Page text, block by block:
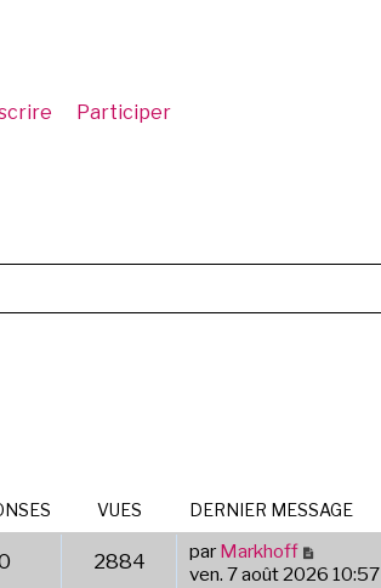
Participer
VUES DERNIER MESSAGE
2884 par Markhoff
ven. 7 août 2026 10:57